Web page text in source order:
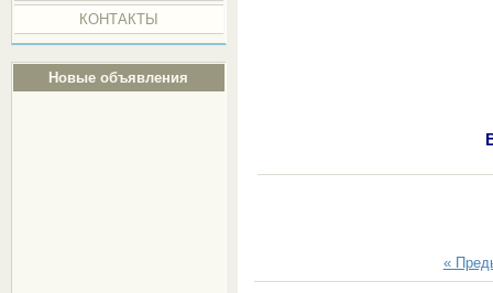
КОНТАКТЫ
Новые объявления
«